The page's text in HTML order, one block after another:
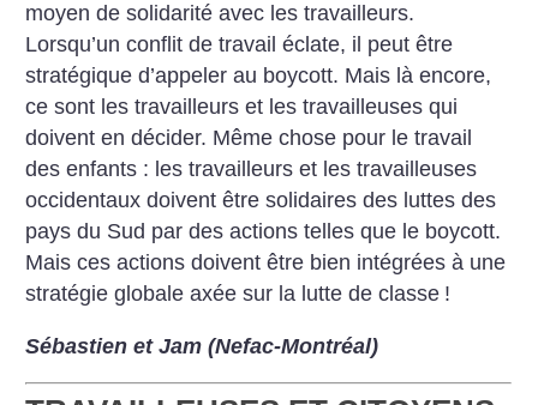
moyen de solidarité avec les travailleurs.
Lorsqu’un conflit de travail éclate, il peut être
stratégique d’appeler au boycott. Mais là encore,
ce sont les travailleurs et les travailleuses qui
doivent en décider. Même chose pour le travail
des enfants : les travailleurs et les travailleuses
occidentaux doivent être solidaires des luttes des
pays du Sud par des actions telles que le boycott.
Mais ces actions doivent être bien intégrées à une
stratégie globale axée sur la lutte de classe !
Sébastien et Jam (Nefac-Montréal)